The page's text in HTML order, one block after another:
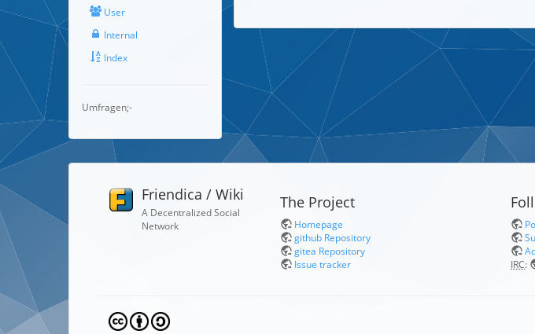
User
Internal
Index
Umfragen;-
Friendica / Wiki
A Decentralized Social
Network
The Project
Homepage
github Repository
gitea Repository
Issue tracker
IRC: